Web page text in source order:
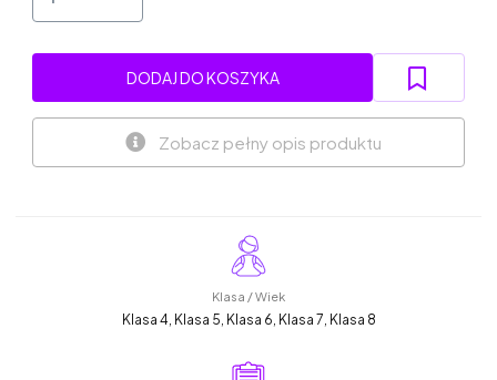
DODAJ DO KOSZYKA
Zobacz pełny opis produktu
Klasa / Wiek
Klasa 4, Klasa 5, Klasa 6, Klasa 7, Klasa 8